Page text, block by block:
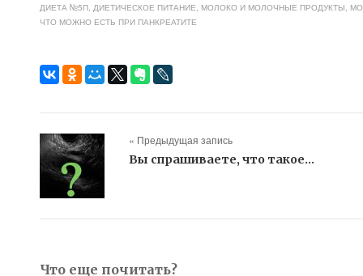
ДИЕТА №5П, ДИЕТИЧЕСКОЕ ПИТАНИЕ, МОЛОКО И МОЛОЧНЫЕ ПРОДУКТЫ,
ЧТО МОЖНО ЕСТЬ ПРИ ПАНКРЕАТИТЕ
« Предыдущая запись
Вы спрашиваете, что такое…
Что еще почитать?